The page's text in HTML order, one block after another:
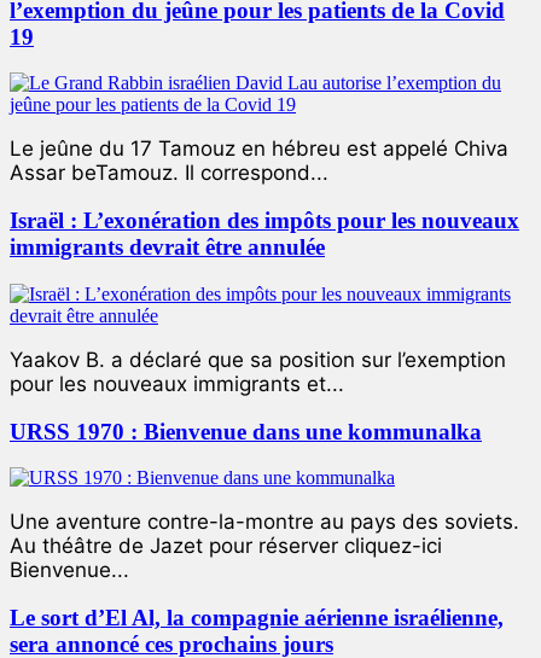
l’exemption du jeûne pour les patients de la Covid
19
Le jeûne du 17 Tamouz en hébreu est appelé Chiva
Assar beTamouz. Il correspond...
Israël : L’exonération des impôts pour les nouveaux
immigrants devrait être annulée
Yaakov B. a déclaré que sa position sur l’exemption
pour les nouveaux immigrants et...
URSS 1970 : Bienvenue dans une kommunalka
Une aventure contre-la-montre au pays des soviets.
Au théâtre de Jazet pour réserver cliquez-ici
Bienvenue...
Le sort d’El Al, la compagnie aérienne israélienne,
sera annoncé ces prochains jours